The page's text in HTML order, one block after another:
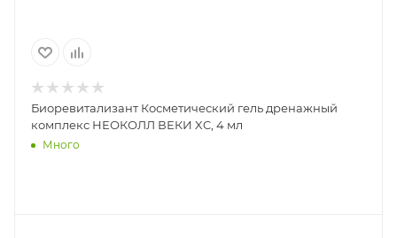
Биоревитализант Косметический гель дренажный
комплекс НЕОКОЛЛ ВЕКИ XC, 4 мл
Много